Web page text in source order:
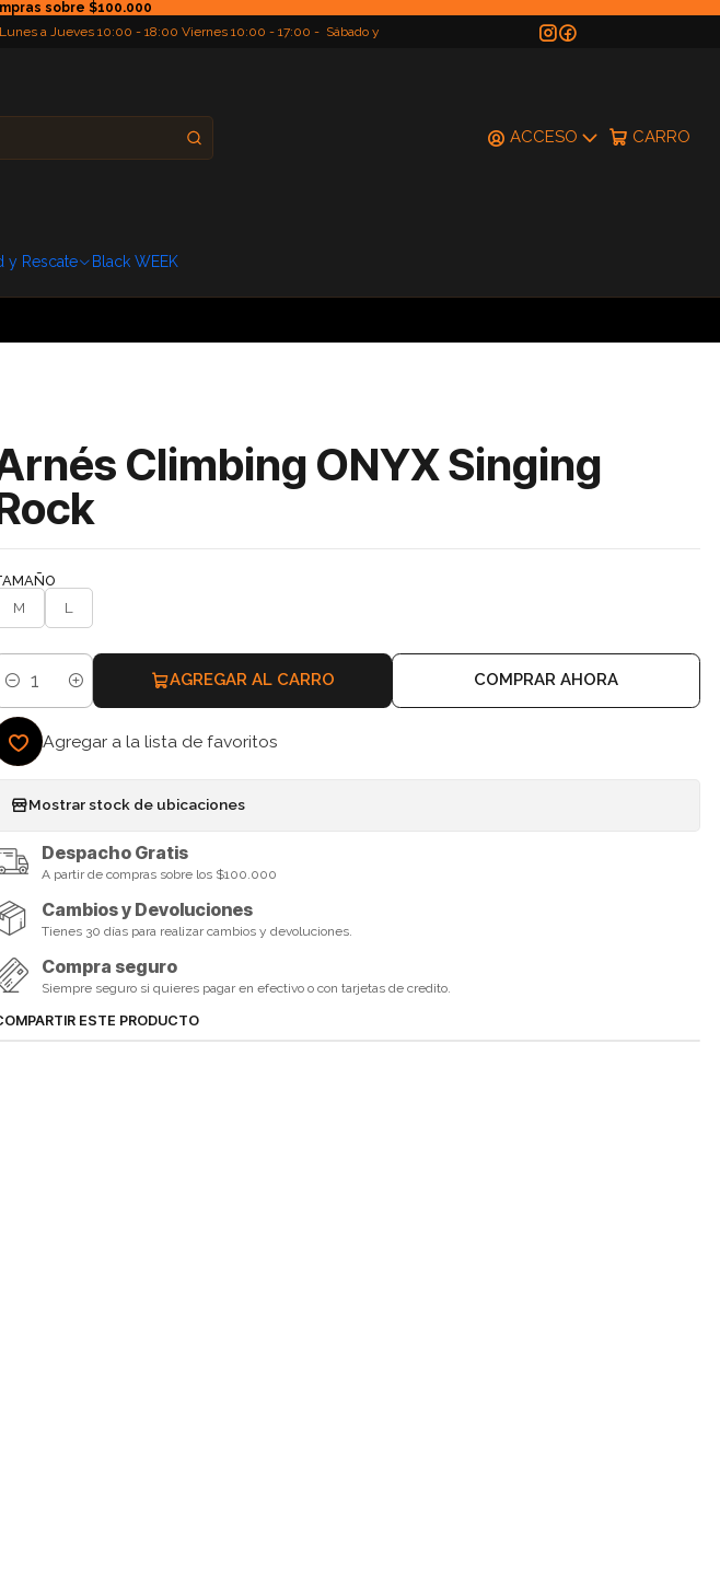
sobre $100.000
Lunes a Jueves 10:00 - 18:00 Viernes 10:00 - 17:00 - Sábado y
ACCESO CARRO
y Rescate Black WEEK
Climbing ONYX Singing
M L
Cantidad
AGREGAR AL CARRO COMPRAR AHORA
Agregar a la lista de favoritos
Mostrar stock de ubicaciones
Despacho Gratis
A partir de compras sobre los $100.000
Cambios y Devoluciones
Tienes 30 días para realizar cambios y devoluciones.
Compra seguro
Siempre seguro si quieres pagar en efectivo o con tarjetas de credito.
ESTE PRODUCTO